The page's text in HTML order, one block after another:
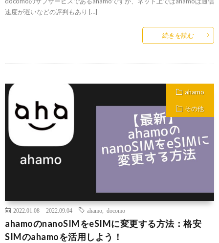
速度が遅いなどの評判もあり […]
続きを読む
ahamo
その他
2022.01.08 2022.09.04 ahamo docomo
ahamoのnanoSIMをeSIMに変更する方法：格安
SIMのahamoを活用しよう！